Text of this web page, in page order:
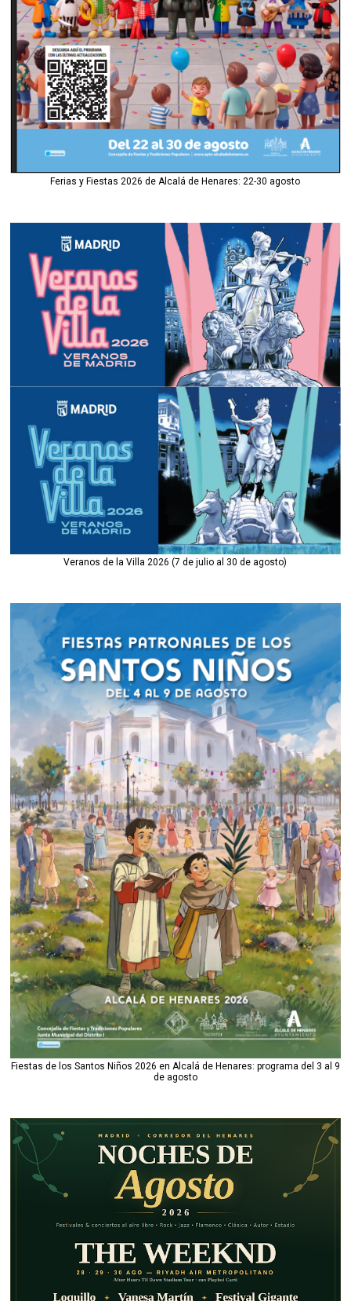
Ferias y Fiestas 2026 de Alcalá de Henares: 22-30 agosto
Veranos de la Villa 2026 (7 de julio al 30 de agosto)
Fiestas de los Santos Niños 2026 en Alcalá de Henares: programa del 3 al 9
de agosto